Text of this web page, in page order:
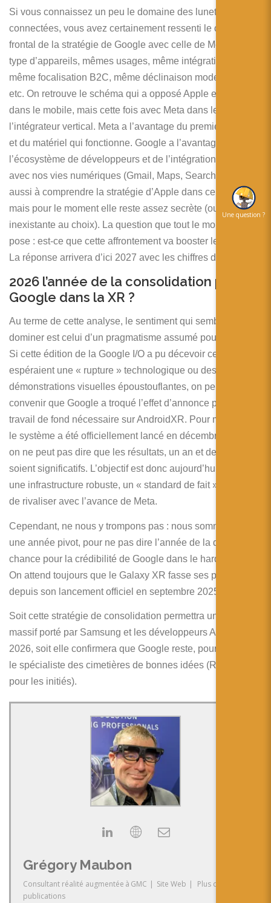
Si vous connaissez un peu le domaine des lunettes
connectées, vous avez certainement ressenti le choc quasi
frontal de la stratégie de Google avec celle de Meta. Même
type d’appareils, mêmes usages, même intégration de l’IA,
même focalisation B2C, même déclinaison mode et luxe,
etc. On retrouve le schéma qui a opposé Apple et Google
dans le mobile, mais cette fois avec Meta dans le rôle de
l’intégrateur vertical. Meta a l’avantage du premier entrant
et du matériel qui fonctionne. Google a l’avantage de
l’écosystème de développeurs et de l’intégration profonde
avec nos vies numériques (Gmail, Maps, Search). Il reste
aussi à comprendre la stratégie d’Apple dans ce secteur,
mais pour le moment elle reste assez secrète (ou
inexistante au choix). La question que tout le monde se
pose : est-ce que cette affrontement va booster le marché ?
La réponse arrivera d’ici 2027 avec les chiffres de vente !
2026 l’année de la consolidation pour
Google dans la XR ?
Au terme de cette analyse, le sentiment qui semble
dominer est celui d’un pragmatisme assumé pour Google.
Si cette édition de la Google I/O a pu décevoir ceux qui
espéraient une « rupture » technologique ou des
démonstrations visuelles époustouflantes, on peut aussi
convenir que Google a troqué l’effet d’annonce pour un
travail de fond nécessaire sur AndroidXR. Pour mémoire,
le système a été officiellement lancé en décembre 2024 et
on ne peut pas dire que les résultats, un an et demi après,
soient significatifs. L’objectif est donc aujourd’hui de bâtir
une infrastructure robuste, un « standard de fait » capable
de rivaliser avec l’avance de Meta.
Cependant, ne nous y trompons pas : nous sommes dans
une année pivot, pour ne pas dire l’année de la dernière
chance pour la crédibilité de Google dans le hardware XR.
On attend toujours que le Galaxy XR fasse ses preuves
depuis son lancement officiel en septembre 2025.
Soit cette stratégie de consolidation permettra un envol
massif porté par Samsung et les développeurs Android en
2026, soit elle confirmera que Google reste, pour l’instant,
le spécialiste des cimetières de bonnes idées (RIP Tango
pour les initiés).
Grégory Maubon
Consultant réalité augmentée à GMC | Site Web |
Plus de
publications
Une question ?